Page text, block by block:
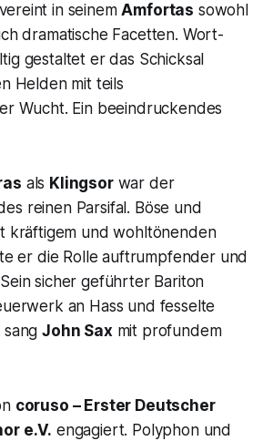
vereint in seinemAmfortas sowohl
dramatische Facetten. Wort-
gestaltet er das Schicksal
Helden mit teils
Wucht. Ein beeindruckendes
als Klingsor war der
reinen Parsifal. Böse und
kräftigem und wohltönenden
er die Rolle auftrumpfender und
sicher geführter Bariton
an Hass und fesselte
sangJohn Sax mit profundem
coruso – Erster Deutscher
e.V. engagiert. Polyphon und